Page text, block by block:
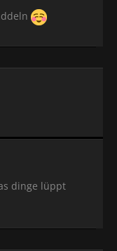
dinge lüppt